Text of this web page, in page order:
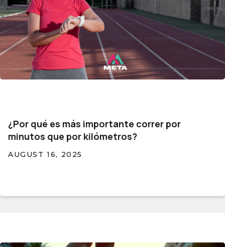
¿Por qué es más importante correr por
minutos que por kilómetros?
AUGUST 16, 2025